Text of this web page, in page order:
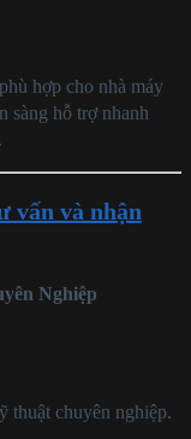
hợp cho nhà máy
sàng hỗ trợ nhanh
vấn và nhận
Nghiệp
thuật chuyên nghiệp.